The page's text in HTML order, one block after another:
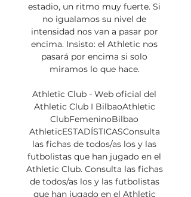
estadio, un ritmo muy fuerte. Si
no igualamos su nivel de
intensidad nos van a pasar por
encima. Insisto: el Athletic nos
pasará por encima si solo
miramos lo que hace.
Athletic Club - Web oficial del
Athletic Club I BilbaoAthletic
ClubFemeninoBilbao
AthleticESTADÍSTICASConsulta
las fichas de todos/as los y las
futbolistas que han jugado en el
Athletic Club. Consulta las fichas
de todos/as los y las futbolistas
que han jugado en el Athletic